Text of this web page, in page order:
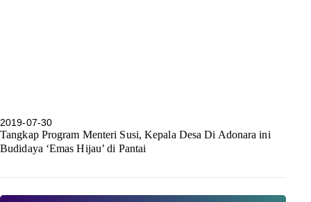
2019-07-30
Tangkap Program Menteri Susi, Kepala Desa Di Adonara ini
Budidaya ‘Emas Hijau’ di Pantai